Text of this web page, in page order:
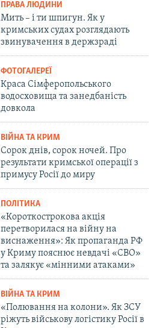
ПРАВА ЛЮДИНИ
Мить – і ти шпигун. Як у
кримських судах розглядають
звинувачення в держзраді
ФОТОГАЛЕРЕЇ
Краса Сімферопольського
водосховища та занедбаність
довкола
ВІЙНА ТА КРИМ
Сорок днів, сорок ночей. Про
результати кримської операції з
примусу Росії до миру
ПОЛІТИКА
«Короткострокова акція
перетворилася на війну на
виснаження»: Як пропаганда РФ
у Криму пояснює невдачі «СВО»
та залякує «мінними атаками»
ВІЙНА ТА КРИМ
«Полювання на колони». Як ЗСУ
ріжуть військову логістику Росії в